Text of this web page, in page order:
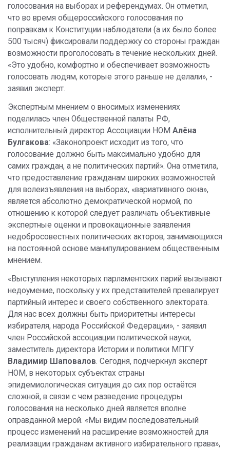
голосования на выборах и референдумах. Он отметил,
что во время общероссийского голосования по
поправкам к Конституции наблюдатели (а их было более
500 тысяч) фиксировали поддержку со стороны граждан
возможности проголосовать в течение нескольких дней.
«Это удобно, комфортно и обеспечивает возможность
голосовать людям, которые этого раньше не делали», -
заявил эксперт.
Экспертным мнением о вносимых изменениях
поделилась член Общественной палаты РФ,
исполнительный директор Ассоциации НОМ Алёна
Булгакова: «Законопроект исходит из того, что
голосование должно быть максимально удобно для
самих граждан, а не политических партий». Она отметила,
что предоставление гражданам широких возможностей
для волеизъявления на выборах, «вариативного окна»,
является абсолютно демократической нормой, по
отношению к которой следует различать объективные
экспертные оценки и провокационные заявления
недобросовестных политических акторов, занимающихся
на постоянной основе манипулированием общественным
мнением.
«Выступления некоторых парламентских парий вызывают
недоумение, поскольку у их представителей превалирует
партийный интерес и своего собственного электората.
Для нас всех должны быть приоритетны интересы
избирателя, народа Российской Федерации», - заявил
член Российской ассоциации политической науки,
заместитель директора Истории и политики МПГУ
Владимир Шаповалов. Сегодня, подчеркнул эксперт
НОМ, в некоторых субъектах страны
эпидемиологическая ситуация до сих пор остаётся
сложной, в связи с чем разведение процедуры
голосования на несколько дней является вполне
оправданной мерой. «Мы видим последовательный
процесс изменений на расширение возможностей для
реализации гражданам активного избирательного права»,